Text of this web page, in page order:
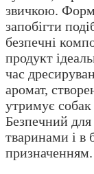
звичкою.
запобігти
безпечні
продукт
час
аромат,
утримує собак
Безпечний
тваринами і в
призначенням.